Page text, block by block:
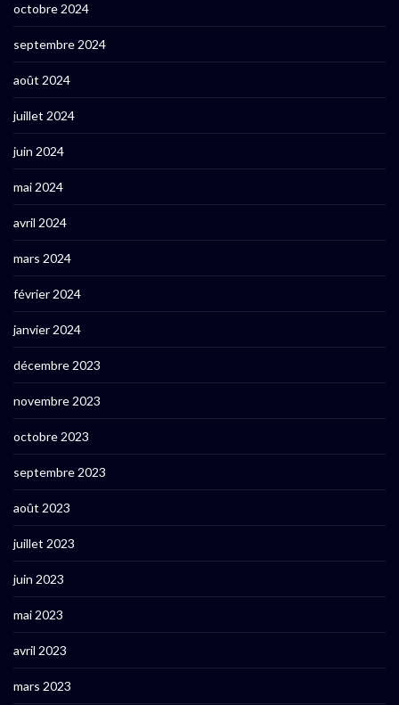
octobre 2024
septembre 2024
août 2024
juillet 2024
juin 2024
mai 2024
avril 2024
mars 2024
février 2024
janvier 2024
décembre 2023
novembre 2023
octobre 2023
septembre 2023
août 2023
juillet 2023
juin 2023
mai 2023
avril 2023
mars 2023